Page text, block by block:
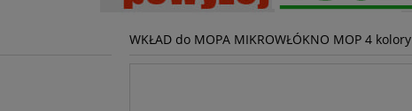
WKŁAD do MOPA MIKROWŁÓKNO MOP 4 kolory